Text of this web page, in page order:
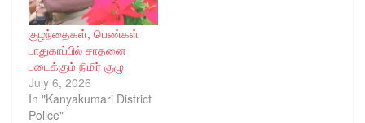
குழந்தைகள், பெண்கள்
பாதுகாப்பில் சாதனை
படைக்கும் நிமிர் குழு
July 6, 2026
In "Kanyakumari District
Police"